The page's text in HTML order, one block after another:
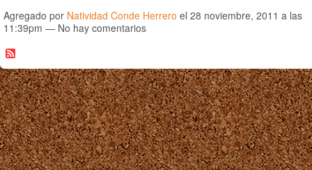
Agregado por Natividad Conde Herrero el 28 noviembre, 2011 a las
11:39pm — No hay comentarios